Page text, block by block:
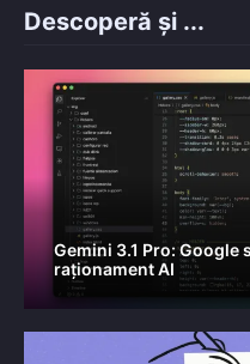
Descoperă și ...
Gemini 3.1 Pro:
raționament AI